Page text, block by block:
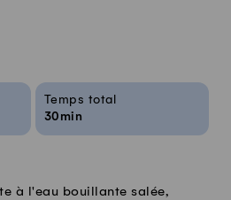
Temps total
30min
à l'eau bouillante salée,